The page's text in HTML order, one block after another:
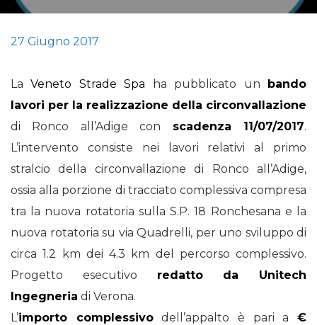
27 Giugno 2017
LaVeneto Strade Spa ha pubblicato un bando
lavori per la realizzazione della circonvallazione
di Ronco all’Adige con scadenza 11/07/2017.
L’intervento consiste nei lavori relativi al primo
stralcio della circonvallazione di Ronco all’Adige,
ossia alla porzione di tracciato complessiva compresa
tra la nuova rotatoria sulla S.P. 18 Ronchesana e la
nuova rotatoria su via Quadrelli, per uno sviluppo di
circa 1.2 km dei 4.3 km del percorso complessivo.
Progetto esecutivo redatto da Unitech
Ingegneria di Verona.
L’importo complessivodell’appalto è pari a€